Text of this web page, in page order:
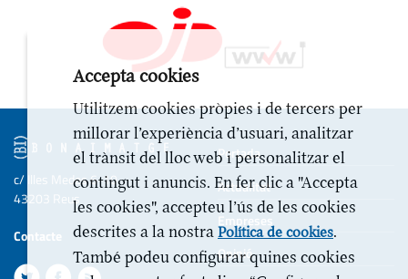
Portada
Actualitat
Empreses
Opinió
c/ Illes Medes 6-10
43203 Reus
Contacte
Accepta cookies
Utilitzem cookies pròpies i de tercers per
millorar l’experiència d’usuari, analitzar
el trànsit del lloc web i personalitzar el
contingut i anuncis. En fer clic a "Accepta
les cookies", accepteu l’ús de les cookies
descrites a la nostra Política de cookies.
També podeu configurar quines cookies